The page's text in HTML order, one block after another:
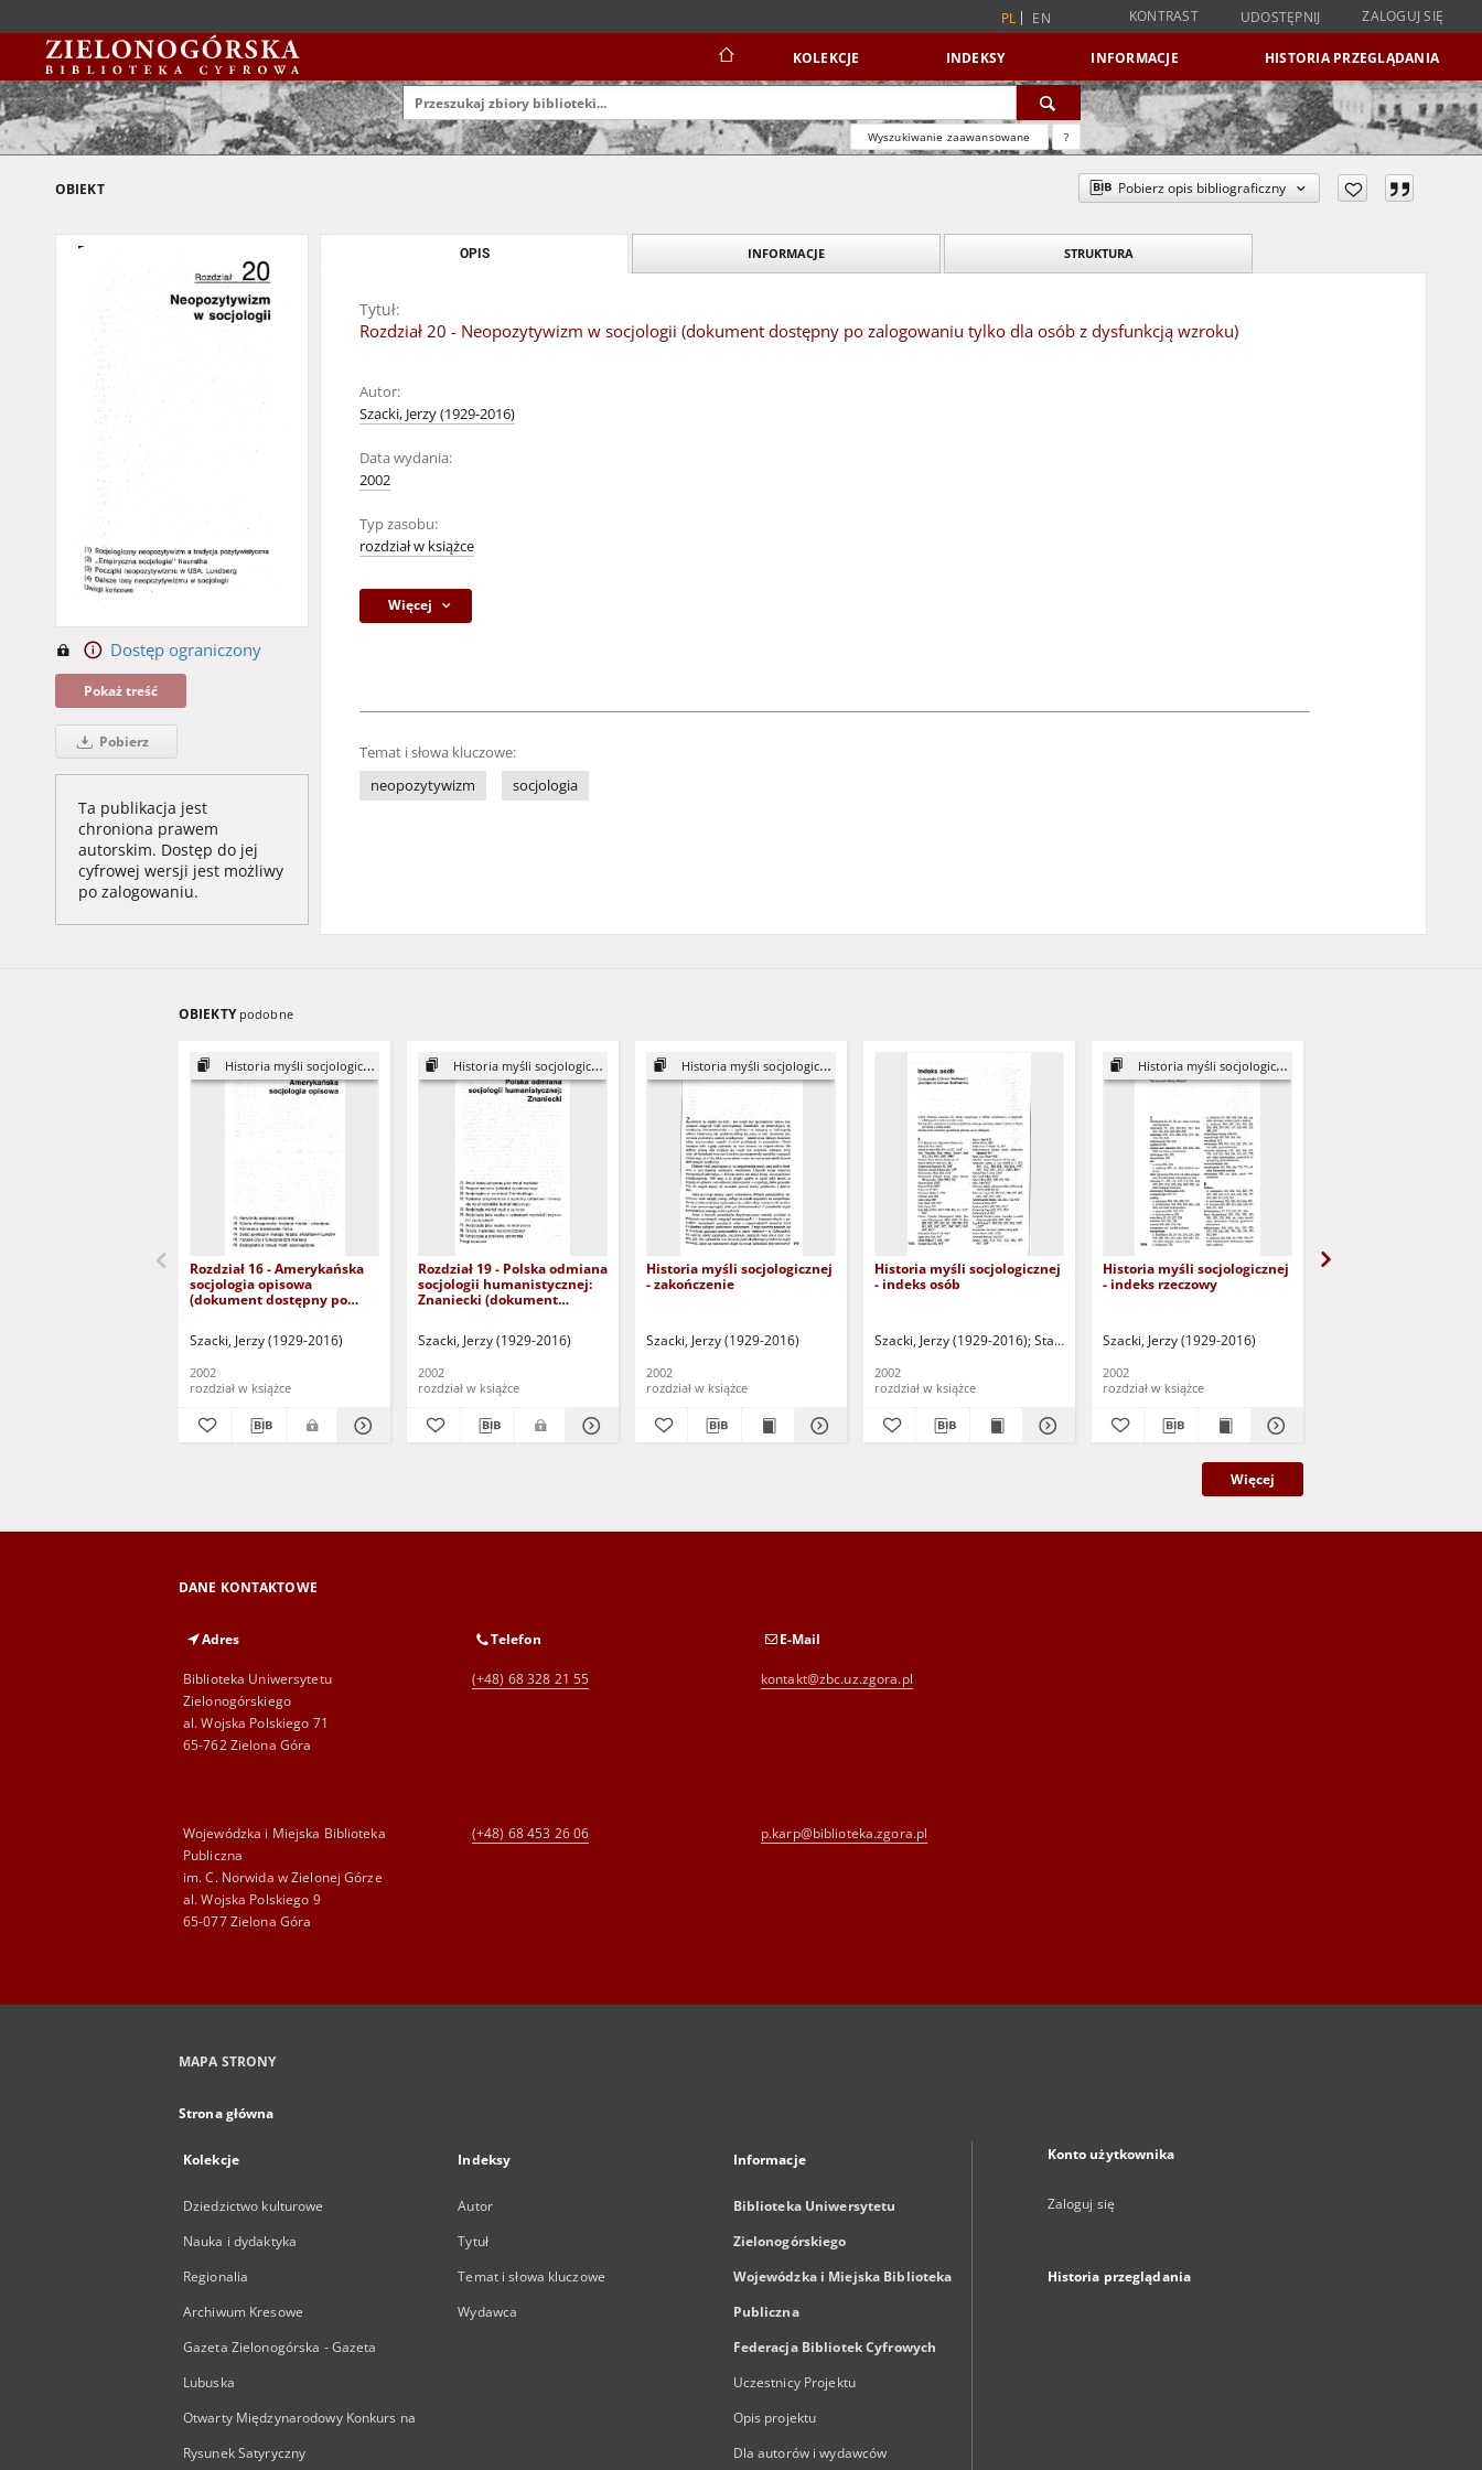
PL EN KONTRAST UDOSTĘPNIJ ZALOGUJ SIĘ
KOLEKCJE INDEKSY INFORMACJE HISTORIA PRZEGLĄDANIA
Wyszukiwanie zaawansowane ?
OBIEKT Pobierz opis bibliograficzny
Dostęp ograniczony
Pokaż treść
Pobierz
Ta publikacja jest
chroniona prawem
autorskim. Dostęp do jej
cyfrowej wersji jest możliwy
po zalogowaniu.
OPIS INFORMACJE STRUKTURA
Tytuł:
Rozdział 20 - Neopozytywizm w socjologii (dokument dostępny po zalogowaniu tylko dla osób z dysfunkcją wzroku)
Autor:
Szacki, Jerzy (1929-2016)
Data wydania:
2002
Typ zasobu:
rozdział w książce
Więcej
Temat i słowa kluczowe:
neopozytywizm
socjologia
OBIEKTY podobne
Historia myśli socjologicznej
Rozdział 16 - Amerykańska
socjologia opisowa
(dokument dostępny po
Szacki, Jerzy (1929-2016)
2002
rozdział w książce
Historia myśli socjologicznej
Rozdział 19 - Polska odmiana
socjologii humanistycznej:
Znaniecki (dokument
wzroku)
Szacki, Jerzy (1929-2016)
2002
rozdział w książce
Historia myśli socjologicznej
Historia myśli socjologicznej
- zakończenie
Szacki, Jerzy (1929-2016)
2002
rozdział w książce
Historia myśli socjologicznej
- indeks osób
Szacki, Jerzy (1929-2016) Staśkiewicz, Elżbieta - oprac. Rostkowska, Danuta - współpr.
2002
rozdział w książce
Historia myśli socjologicznej
Historia myśli socjologicznej
- indeks rzeczowy
Szacki, Jerzy (1929-2016)
2002
rozdział w książce
Więcej
DANE KONTAKTOWE
Adres
Biblioteka Uniwersytetu
Zielonogórskiego
al. Wojska Polskiego 71
65-762 Zielona Góra
Telefon
(+48) 68 328 21 55
E-Mail
kontakt@zbc.uz.zgora.pl
Wojewódzka i Miejska Biblioteka
Publiczna
im. C. Norwida w Zielonej Górze
al. Wojska Polskiego 9
65-077 Zielona Góra
(+48) 68 453 26 06 p.karp@biblioteka.zgora.pl
MAPA STRONY
Strona główna
Kolekcje
Dziedzictwo kulturowe
Nauka i dydaktyka
Regionalia
Archiwum Kresowe
Gazeta Zielonogórska - Gazeta
Lubuska
Otwarty Międzynarodowy Konkurs na
Rysunek Satyryczny
Indeksy
Autor
Tytuł
Temat i słowa kluczowe
Wydawca
Informacje
Biblioteka Uniwersytetu
Zielonogórskiego
Wojewódzka i Miejska Biblioteka
Publiczna
Federacja Bibliotek Cyfrowych
Uczestnicy Projektu
Opis projektu
Dla autorów i wydawców
Konto użytkownika
Zaloguj się
Historia przeglądania